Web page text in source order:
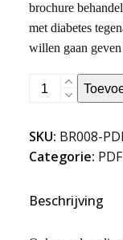
brochure
met diabetes
willen gaan
Diabetes
(PDF)
aantal
SKU: BR008-
Categorie:
Beschrijving